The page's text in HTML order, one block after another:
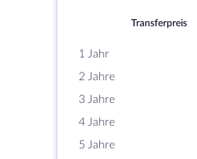
Transferpreis
1 Jahr
2 Jahre
3 Jahre
4 Jahre
5 Jahre